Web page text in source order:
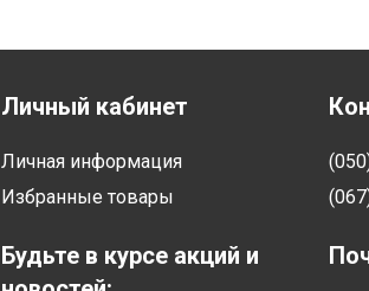
Личный кабинет
Личная информация
Избранные товары
Будьте в курсе акций и